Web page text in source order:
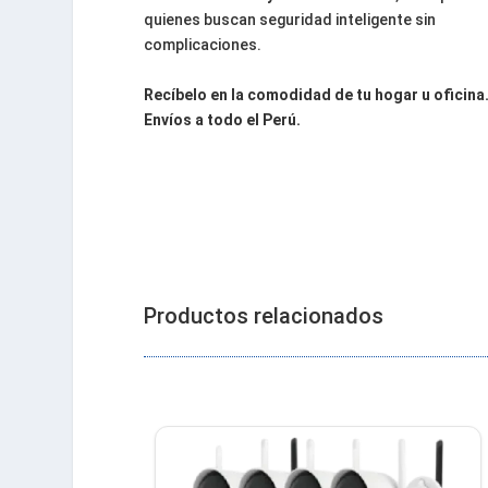
quienes buscan seguridad inteligente sin
complicaciones.
Recíbelo en la comodidad de tu hogar u oficina.
Envíos a todo el Perú.
Productos relacionados